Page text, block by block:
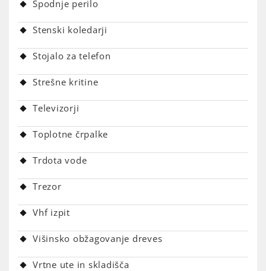
Spodnje perilo
Stenski koledarji
Stojalo za telefon
Strešne kritine
Televizorji
Toplotne črpalke
Trdota vode
Trezor
Vhf izpit
Višinsko obžagovanje dreves
Vrtne ute in skladišča